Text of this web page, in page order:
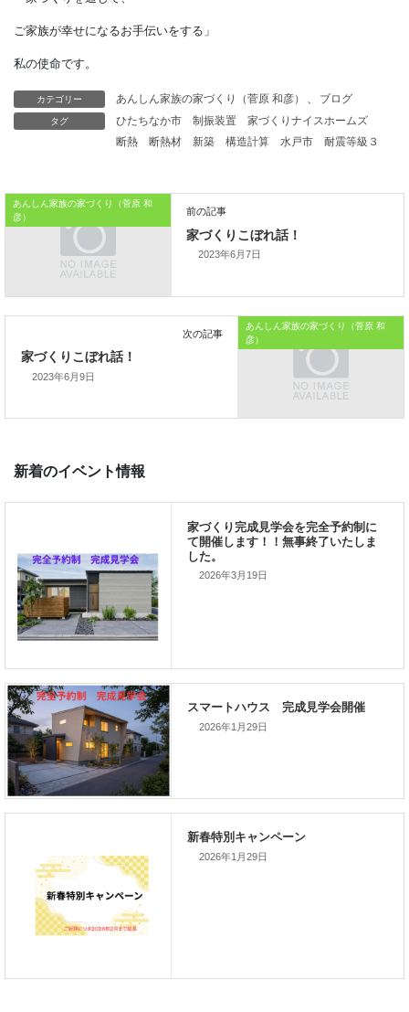
アロマオイルで
みなさん。
乗り切りましょうね。
本日はこれまでです。
では、では。
「家づくりを通じて、
ご家族が幸せになるお手伝いをする」
カテゴリー あんしん家族の家づくり（菅原 和彦） 、
ブログ
タグ
ひたちなか市 制振装置
家づくりナイスホームズ
断熱
断熱材 新築 構造計算 水戸市 耐震等級３
あんしん家族の家づくり（菅原 和
彦）
前の記事
家づくりこぼれ話！
2023年6月7日
あんしん家族の家づくり（菅原 和
彦）
家づくりこぼれ話！
2023年6月9日
2026年3月19日
2026年1月29日
2026年1月29日